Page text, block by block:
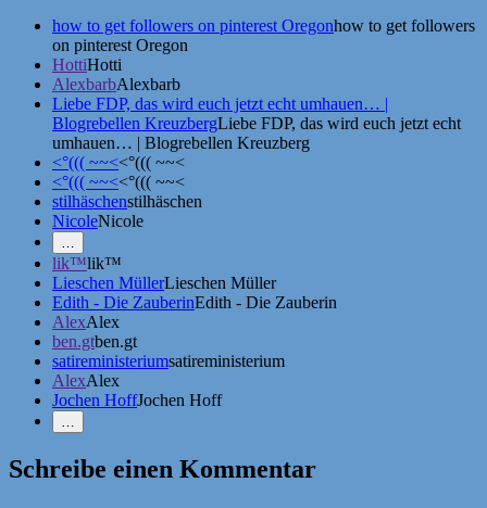
how to get followers on pinterest Oregonhow to get followers
on pinterest Oregon
HottiHotti
AlexbarbAlexbarb
Liebe FDP, das wird euch jetzt echt umhauen… |
Blogrebellen KreuzbergLiebe FDP, das wird euch jetzt echt
umhauen… | Blogrebellen Kreuzberg
<°((( ~~<<°((( ~~<
<°((( ~~<<°((( ~~<
stilhäschenstilhäschen
NicoleNicole
…
Erwähnungen
zeigen
lik™lik™
Lieschen MüllerLieschen Müller
Edith - Die ZauberinEdith - Die Zauberin
AlexAlex
ben.gtben.gt
satireministeriumsatireministerium
AlexAlex
Jochen HoffJochen Hoff
…
Erwähnungen
Schreibe einen Kommentar